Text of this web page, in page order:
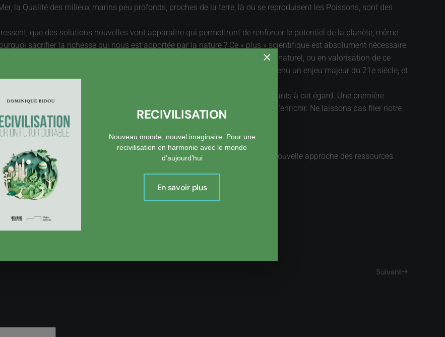
la Qualité des milieux marins peu profonds, proches de la terre, là où se reproduisent les Poissons, sont des
que des solutions nouvelles vont apparaître qui permettront de renforcer le potentiel de la planète, même
sacrifier la richesse qui nous est apportée par la nature ? Ce « plus » scientifique est absolument nécessaire
humains d’ici 2050. Mais faut-il le concevoir en substitution du potentiel naturel, ou en valorisation de ce
», dont la gestion est délicate. La gouvernance de ces biens est devenu un enjeu majeur du 21e siècle, et
est une des clés de notre
Capital productif. L’énergie et l’aménagement sont deux secteurs déterminants à cet égard. Une première
durable nous invite à aller au-delà, et à renforcer ses qualités et à l’enrichir. Ne laissons pas filer notre
Ostrom, prix Nobel d’économie, Gouvernance des biens communs, Pour une nouvelle approche des ressources
2010.
Suivant
×
RECIVILISATION
Nouveau monde, nouvel imaginaire. Pour une
recivilisation en harmonie avec le monde
d’aujourd’hui
En savoir plus